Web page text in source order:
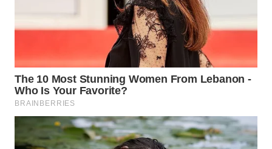
LESUNG
WN
KARO
SIMALUNGUN